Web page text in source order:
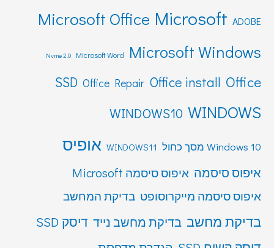
ADOBE
Microsoft
Microsoft Office
Microsoft Windows
Microsoft Word
Nvme 2.0
Office
Office install
Office Repair
SSD
WINDOWS
WINDOWS10
Windows 10 מסך כחול WINDOWS11 אופיס
איפוס סיסמה איפוס סיסמה Microsoft
איפוס סיסמה מייקרוסופט בדיקת המחשב
בדיקת מחשב בדיקת מחשב נייד דיסק SSD